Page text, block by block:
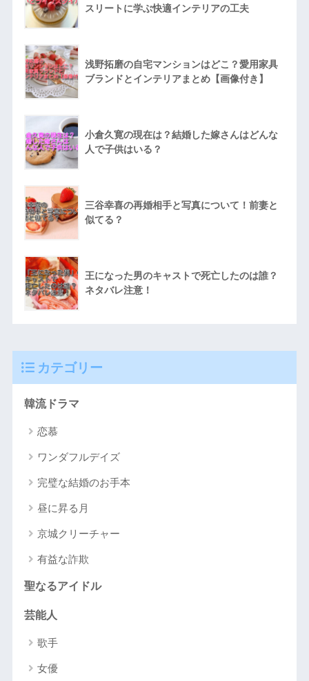
スリートに学ぶ快適インテリアの工夫
浅野拓磨の自宅マンションはどこ？愛用家具
ブランドとインテリアまとめ【画像付き】
小倉久寛の現在は？結婚した嫁さんはどんな
人で子供はいる？
三谷幸喜の再婚相手と写真について！前妻と
似てる？
王になった男のキャストで死亡したのは誰？
ネタバレ注意！
カテゴリー
韓流ドラマ
恋慕
ワンダフルデイズ
完璧な結婚のお手本
昼に昇る月
京城クリーチャー
有益な詐欺
聖なるアイドル
芸能人
歌手
女優